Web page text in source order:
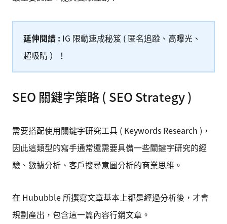
延伸閱讀 : IG 限動速成秘笈 ( 匿名追蹤、高曝光、
超吸睛 ）！
SEO 關鍵字策略 ( SEO Strategy )
需要搭配使用關鍵字研究工具 ( Keywords Research )，
因此這類型的寫手通常還需要具備一些關鍵字研究的經
驗、數據分析、客戶搜尋意圖分析的商業思維。
在 Hububble 所撰寫文章基本上都是經過分析後，才會
規劃產出，包含這一篇內容行銷文章。